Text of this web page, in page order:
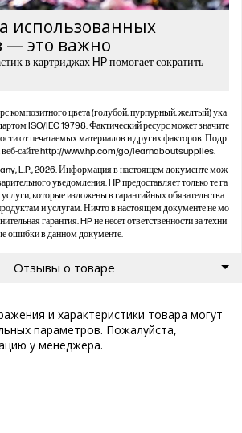
использованных
— это важно
в картриджах HP помогает сократить
композитного цвета (голубой, пурпурный, желтый) ука
ISO/IEC 19798. Фактический ресурс может значите
от печатаемых материалов и других факторов. Подр
сайте http://www.hp.com/go/learnaboutsupplies.
L.P., 2026. Информация в настоящем документе мож
уведомления. HP предоставляет только те га
которые изложены в гарантийных обязательства
и услугам. Ничто в настоящем документе не мо
гарантия. HP не несет ответственности за техни
ошибки в данном документе.
Отзывы о товаре
и характеристики товара могут
параметров. Пожалуйста,
у менеджера.